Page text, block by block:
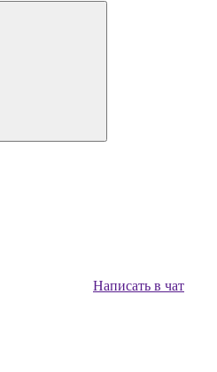
Написать в чат